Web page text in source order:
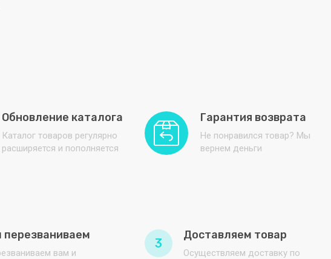
Обновление каталога
Каталог товаров регулярно
расширяется и пополняется
Гарантия возврата
Не понравился товар? Мы
вернем деньги
вам и
3
Доставляем товар
Осуществляем доставку по